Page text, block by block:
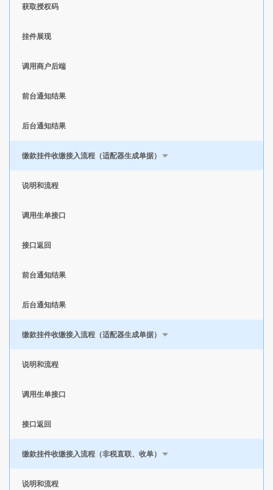
获取授权码
挂件展现
调用商户后端
前台通知结果
后台通知结果
缴款挂件收缴接入流程（适配器生成单据）
说明和流程
调用生单接口
接口返回
前台通知结果
后台通知结果
缴款挂件收缴接入流程（适配器生成单据）
说明和流程
调用生单接口
接口返回
缴款挂件收缴接入流程（非税直联、收单）
说明和流程